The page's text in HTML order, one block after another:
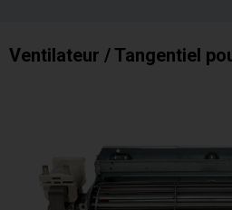
Ventilateur / Tangentiel